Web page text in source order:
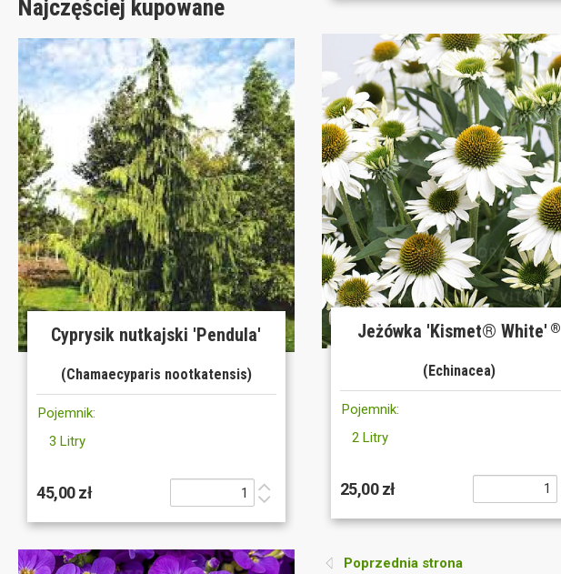
Najczęściej kupowane
Cyprysik nutkajski 'Pendula'
(Chamaecyparis nootkatensis)
Pojemnik:
3 Litry
45,00 zł
Jeżówka 'Kismet® White' ®
(Echinacea)
Pojemnik:
2 Litry
25,00 zł
Poprzednia strona